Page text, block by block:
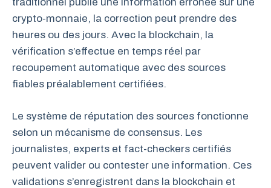
crypto-monnaie, la correction peut prendre des
heures ou des jours. Avec la blockchain, la
vérification s’effectue en temps réel par
recoupement automatique avec des sources
fiables préalablement certifiées.
Le système de réputation des sources fonctionne
selon un mécanisme de consensus. Les
journalistes, experts et fact-checkers certifiés
peuvent valider ou contester une information. Ces
validations s’enregistrent dans la blockchain et